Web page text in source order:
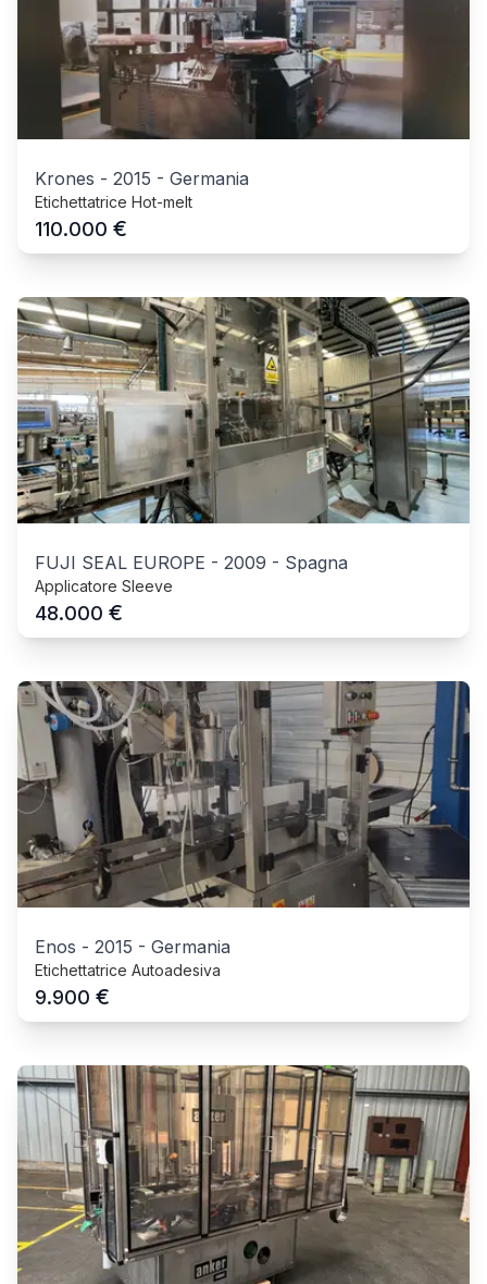
Krones - 2015 - Germania
Etichettatrice Hot-melt
110.000 €
FUJI SEAL EUROPE - 2009 - Spagna
Applicatore Sleeve
48.000 €
Enos - 2015 - Germania
Etichettatrice Autoadesiva
9.900 €